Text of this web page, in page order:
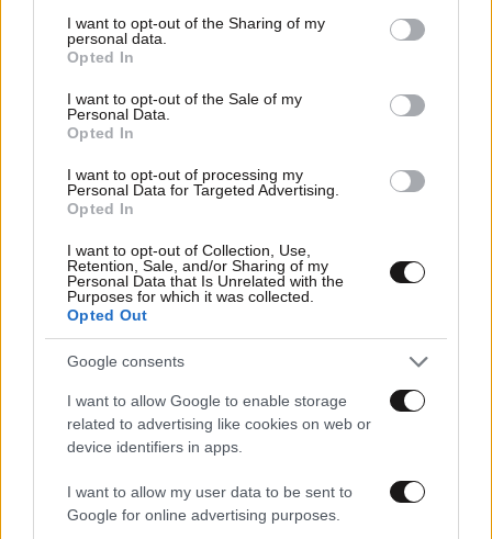
not limited to your visit or usage behaviour. You may click to
grant or deny consent to Google and its third-party tags to
use your data for below specified purposes in below Google
consent section.
I want to opt-out of the Sharing of my
personal data.
Opted In
I want to opt-out of the Sale of my
Personal Data.
Opted In
I want to opt-out of processing my
Personal Data for Targeted Advertising.
Opted In
I want to opt-out of Collection, Use,
Retention, Sale, and/or Sharing of my
Personal Data that Is Unrelated with the
Purposes for which it was collected.
Opted Out
Google consents
I want to allow Google to enable storage
related to advertising like cookies on web or
device identifiers in apps.
I want to allow my user data to be sent to
Google for online advertising purposes.
10·02·2019 14:05
Crossfit, ένα πρόγραμμα άθλησης με φανατικούς
υποστηρικτές και εχθρούς